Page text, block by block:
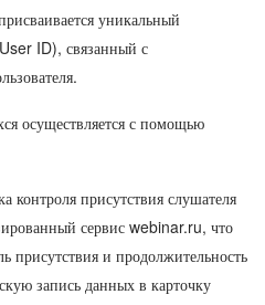
уникальный
ID), связанный с
осуществляется с помощью
контроля присутствия слушателя
сервис webinar.ru, что
присутствия и продолжительность
запись данных в карточку